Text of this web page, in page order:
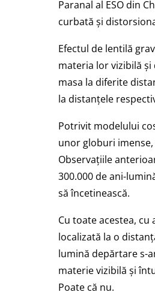
Paranal al ESO din
curbată și
Efectul de lentilă
materia lor vizibilă și
masa la diferite
la distanțele
Potrivit modelului
unor globuri
Observațiile
300.000 de ani-
să încetinească.
Cu toate acestea,
localizată la o
lumină depărtare s-
materie vizibilă și
Poate că nu.